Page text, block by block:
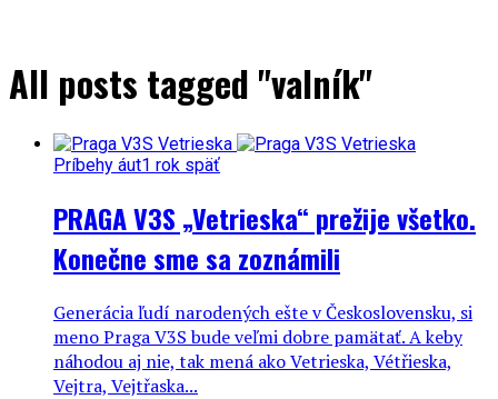
All posts tagged "valník"
Príbehy áut1 rok späť
PRAGA V3S „Vetrieska“ prežije všetko.
Konečne sme sa zoznámili
Generácia ľudí narodených ešte v Československu, si
meno Praga V3S bude veľmi dobre pamätať. A keby
náhodou aj nie, tak mená ako Vetrieska, Vétřieska,
Vejtra, Vejtřaska...